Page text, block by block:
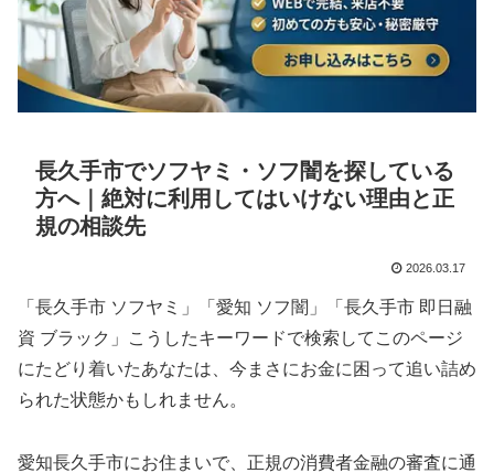
長久手市でソフヤミ・ソフ闇を探している
方へ｜絶対に利用してはいけない理由と正
規の相談先
2026.03.17
「長久手市 ソフヤミ」「愛知 ソフ闇」「長久手市 即日融
資 ブラック」こうしたキーワードで検索してこのページ
にたどり着いたあなたは、今まさにお金に困って追い詰め
られた状態かもしれません。
愛知長久手市にお住まいで、正規の消費者金融の審査に通